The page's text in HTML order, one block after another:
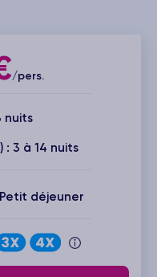
/pers.
nuits
: 3 à 14 nuits
déjeuner